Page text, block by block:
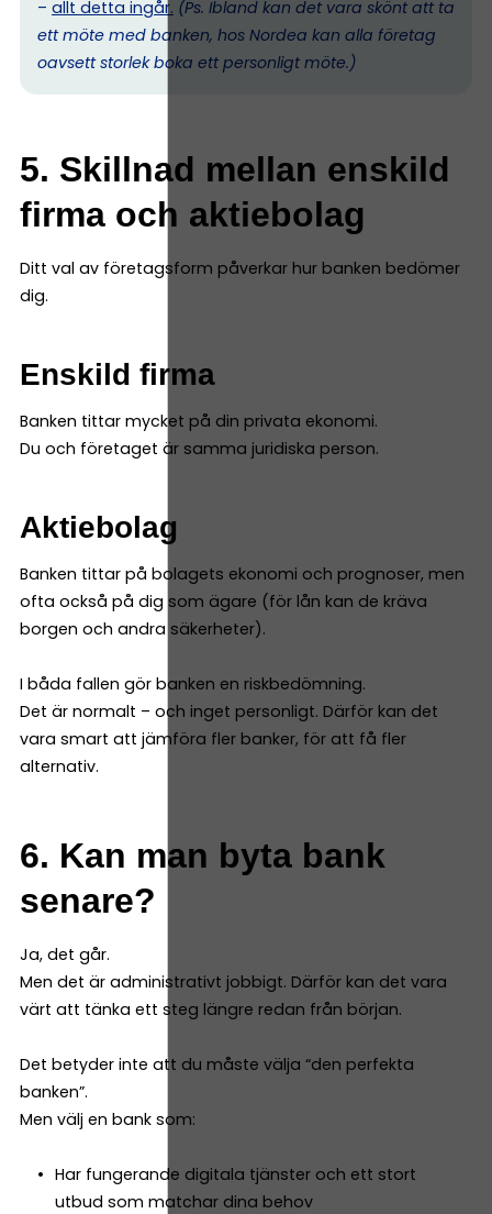
– allt detta ingår. (Ps. Ibland kan det vara skönt att ta
ett möte med banken, hos Nordea kan alla företag
oavsett storlek boka ett personligt möte.)
5. Skillnad mellan enskild
firma och aktiebolag
Ditt val av företagsform påverkar hur banken bedömer
dig.
Enskild firma
Banken tittar mycket på din privata ekonomi.
Du och företaget är samma juridiska person.
Aktiebolag
Banken tittar på bolagets ekonomi och prognoser, men
ofta också på dig som ägare (för lån kan de kräva
borgen och andra säkerheter).
I båda fallen gör banken en riskbedömning.
Det är normalt – och inget personligt. Därför kan det
vara smart att jämföra fler banker, för att få fler
alternativ.
6. Kan man byta bank
senare?
Ja, det går.
Men det är administrativt jobbigt. Därför kan det vara
värt att tänka ett steg längre redan från början.
Det betyder inte att du måste välja “den perfekta
banken”.
Men välj en bank som:
Har fungerande digitala tjänster och ett stort
utbud som matchar dina behov